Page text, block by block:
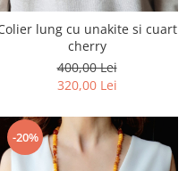
lung cu unakite si cuart
cherry
400,00 Lei
320,00 Lei
-20%